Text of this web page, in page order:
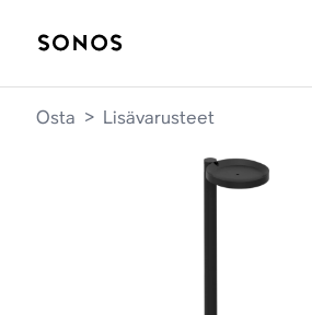
Osta > Lisävarusteet